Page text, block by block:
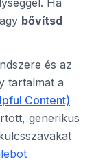
Ha
bővítsd
és az
tartalmat a
Content)
generikus